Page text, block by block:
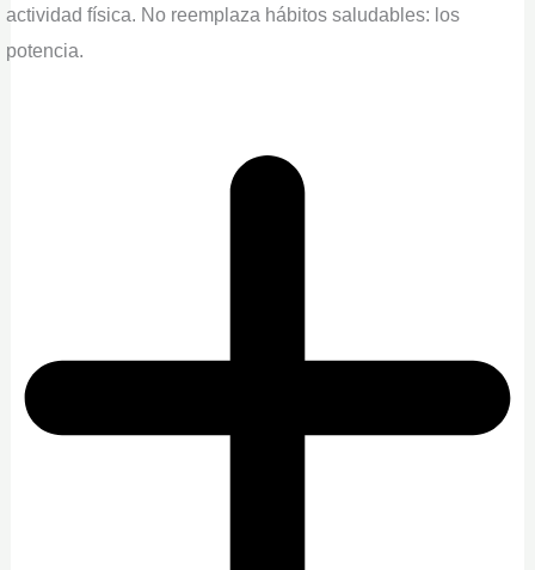
actividad física. No reemplaza hábitos saludables: los
potencia.